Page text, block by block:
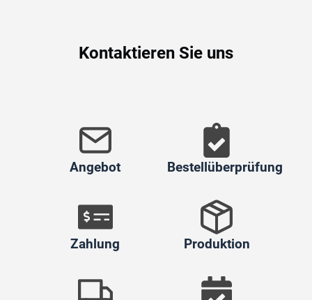
Kontaktieren Sie uns
Angebot Bestellüberprüfung
Zahlung Produktion